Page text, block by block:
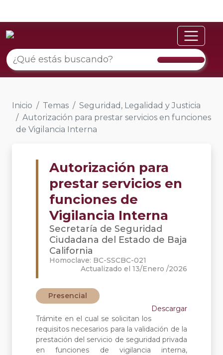
Inicio Temas
Seguridad, Legalidad y Justicia
Autorización para prestar servicios en funciones
de Vigilancia Interna
Autorización para
prestar servicios en
funciones de
Vigilancia Interna
Secretaría de Seguridad
Ciudadana del Estado de Baja
California
Homoclave: BC-SSCBC-021
Actualizado el 13/Enero /2026
Presencial
Descargar
Trámite en el cual se solicitan los
requisitos necesarios para la validación de la
prestación del servicio de seguridad privada
en funciones de vigilancia interna,